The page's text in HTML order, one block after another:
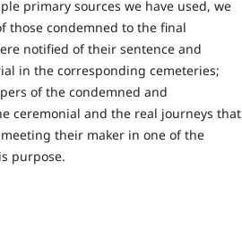
primary sources we have used, we
those condemned to the final
notified of their sentence and
in the corresponding cemeteries;
of the condemned and
ceremonial and the real journeys that
their maker in one of the
purpose.